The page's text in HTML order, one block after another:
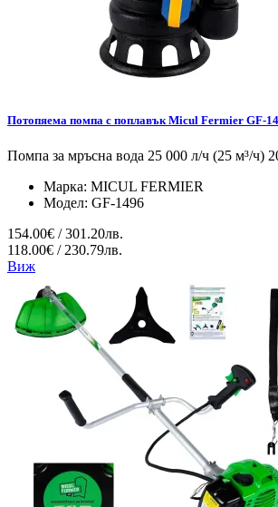
Потопяема помпа с поплавък Micul Fermier GF-
Помпа за мръсна вода 25 000 л/ч (25 м³/ч)
Марка: MICUL FERMIER
Модел: GF-1496
154.00€ / 301.20лв.
118.00€ / 230.79лв.
Виж